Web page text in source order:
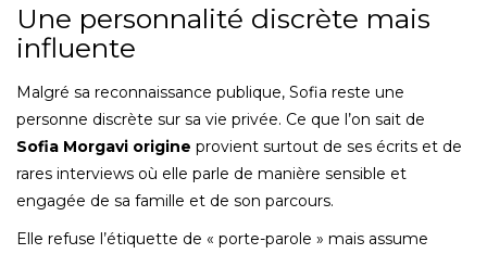
Une personnalité discrète mais
influente
Malgré sa reconnaissance publique, Sofia reste une
personne discrète sur sa vie privée. Ce que l’on sait de
Sofia Morgavi origine provient surtout de ses écrits et de
rares interviews où elle parle de manière sensible et
engagée de sa famille et de son parcours.
Elle refuse l’étiquette de « porte-parole » mais assume